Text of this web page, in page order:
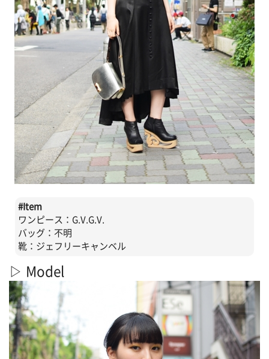
#Item
ワンピース：G.V.G.V.
バッグ：不明
靴：ジェフリーキャンベル
▷ Model